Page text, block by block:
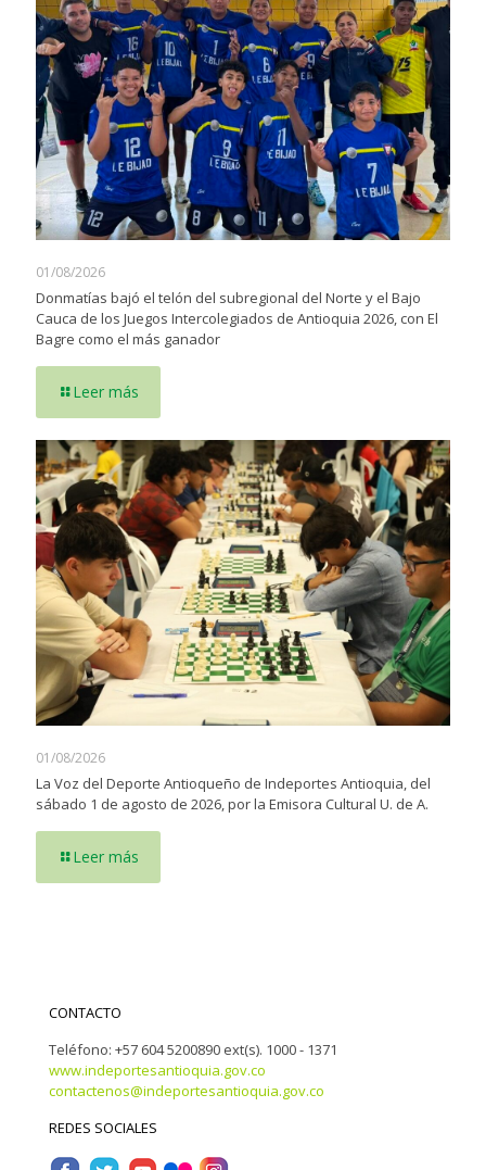
01/08/2026
Donmatías bajó el telón del subregional del Norte y el Bajo
Cauca de los Juegos Intercolegiados de Antioquia 2026, con El
Bagre como el más ganador
Leer más
01/08/2026
La Voz del Deporte Antioqueño de Indeportes Antioquia, del
sábado 1 de agosto de 2026, por la Emisora Cultural U. de A.
Leer más
CONTACTO
Teléfono: +57 604 5200890 ext(s). 1000 - 1371
www.indeportesantioquia.gov.co
contactenos@indeportesantioquia.gov.co
REDES SOCIALES